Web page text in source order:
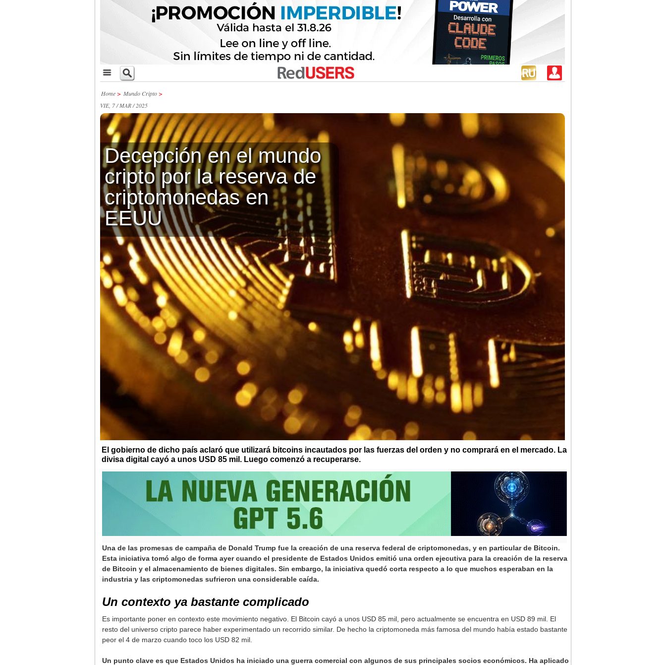
Home> Mundo Cripto>
VIE, 7 / MAR / 2025
Decepción en el mundo
cripto por la reserva de
criptomonedas en
EEUU
El gobierno de dicho país aclaró que utilizará bitcoins incautados por las fuerzas del orden y no comprará en el mercado. La
divisa digital cayó a unos USD 85 mil. Luego comenzó a recuperarse.
Una de las promesas de campaña de Donald Trump fue la creación de una reserva federal de criptomonedas, y en particular de Bitcoin.
Esta iniciativa tomó algo de forma ayer cuando el presidente de Estados Unidos emitió una orden ejecutiva para la creación de la reserva
de Bitcoin y el almacenamiento de bienes digitales. Sin embargo, la iniciativa quedó corta respecto a lo que muchos esperaban en la
industria y las criptomonedas sufrieron una considerable caída.
Un contexto ya bastante complicado
Es importante poner en contexto este movimiento negativo. El Bitcoin cayó a unos USD 85 mil, pero actualmente se encuentra en USD 89 mil. El
resto del universo cripto parece haber experimentado un recorrido similar. De hecho la criptomoneda más famosa del mundo había estado bastante
peor el 4 de marzo cuando toco los USD 82 mil.
Un punto clave es que Estados Unidos ha iniciado una guerra comercial con algunos de sus principales socios económicos. Ha aplicado